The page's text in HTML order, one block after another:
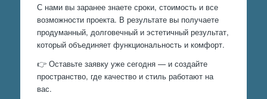
С нами вы заранее знаете сроки, стоимость и все
возможности проекта. В результате вы получаете
продуманный, долговечный и эстетичный результат,
который объединяет функциональность и комфорт.
👉 Оставьте заявку уже сегодня — и создайте
пространство, где качество и стиль работают на
вас.